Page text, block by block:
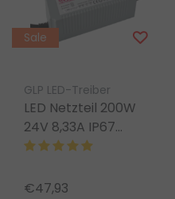
Sale
GLP LED-Treiber
LED Netzteil 200W
24V 8,33A IP67
wasserdicht – GLP
€47,93